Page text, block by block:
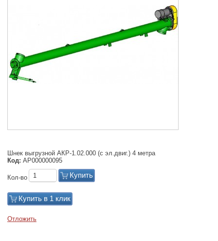
Шнек выгрузной АКР-1.02.000 (с эл.двиг.) 4 метра
Код: АР000000095
Кол-во Купить
Купить в 1 клик
Отложить